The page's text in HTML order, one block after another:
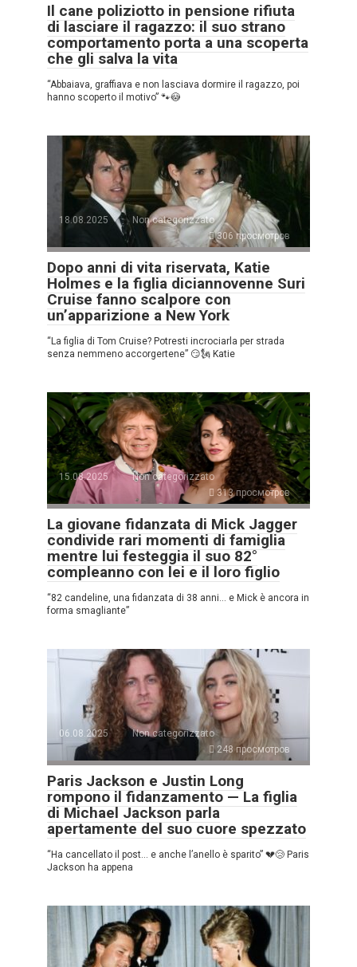
Il cane poliziotto in pensione rifiuta
di lasciare il ragazzo: il suo strano
comportamento porta a una scoperta
che gli salva la vita
“Abbaiava, graffiava e non lasciava dormire il ragazzo, poi
hanno scoperto il motivo” 🐾😳
18.08.2025
Non categorizzato
306 просмотров
Dopo anni di vita riservata, Katie
Holmes e la figlia diciannovenne Suri
Cruise fanno scalpore con
un’apparizione a New York
“La figlia di Tom Cruise? Potresti incrociarla per strada
senza nemmeno accorgertene” 😏🗽 Katie
15.08.2025
Non categorizzato
313 просмотров
La giovane fidanzata di Mick Jagger
condivide rari momenti di famiglia
mentre lui festeggia il suo 82°
compleanno con lei e il loro figlio
“82 candeline, una fidanzata di 38 anni… e Mick è ancora in
forma smagliante”
06.08.2025
Non categorizzato
248 просмотров
Paris Jackson e Justin Long
rompono il fidanzamento — La figlia
di Michael Jackson parla
apertamente del suo cuore spezzato
“Ha cancellato il post… e anche l’anello è sparito” 💔😢 Paris
Jackson ha appena